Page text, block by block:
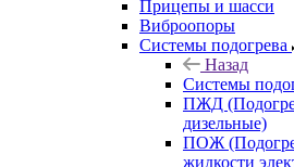
Прицепы и шасси
Виброопоры
Системы подогрева
Назад
Системы
ПЖД
дизельные)
ПОЖ
жидкости